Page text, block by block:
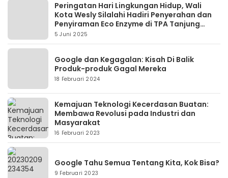
Peringatan Hari Lingkungan Hidup, Wali
Kota Wesly Silalahi Hadiri Penyerahan dan
Penyiraman Eco Enzyme di TPA Tanjung
Pinggir
5 Juni 2025
Google dan Kegagalan: Kisah Di Balik
Produk-produk Gagal Mereka
18 Februari 2024
Kemajuan Teknologi Kecerdasan Buatan:
Membawa Revolusi pada Industri dan
Masyarakat
16 Februari 2023
Google Tahu Semua Tentang Kita, Kok Bisa?
9 Februari 2023